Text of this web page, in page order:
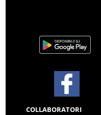
COLLABORATORI